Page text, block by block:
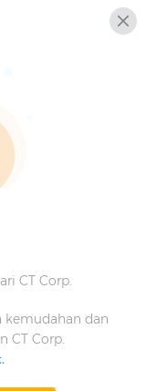
CT Corp.
dan
CT Corp.